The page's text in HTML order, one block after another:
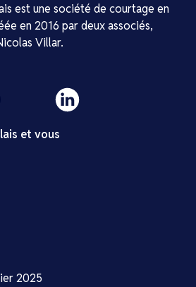
est une société de courtage en
en 2016 par deux associés,
Villar.
et vous
2025